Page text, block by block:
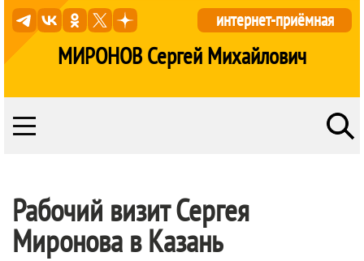
МИРОНОВ Сергей Михайлович
интернет-приёмная
Рабочий визит Сергея
Миронова в Казань